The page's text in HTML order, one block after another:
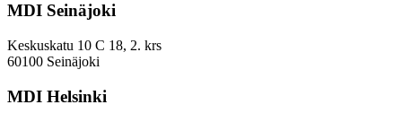
parantaa
EVP-
indeksissä?
MDI Seinäjoki
Keskuskatu 10 C 18, 2. krs
60100 Seinäjoki
MDI Helsinki